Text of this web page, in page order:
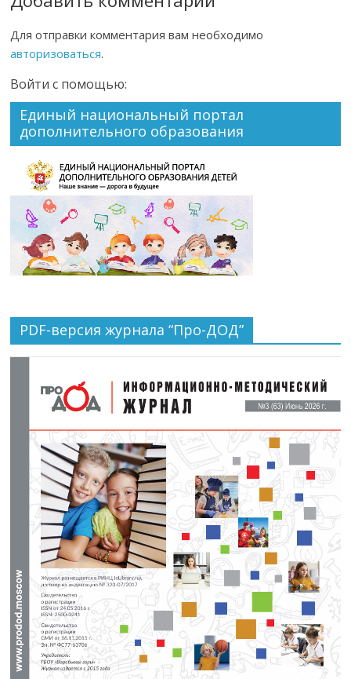
Для отправки комментария вам необходимо
авторизоваться.
Войти с помощью:
Единый национальный портал
дополнительного образования
PDF-версия журнала “Про-ДОД”